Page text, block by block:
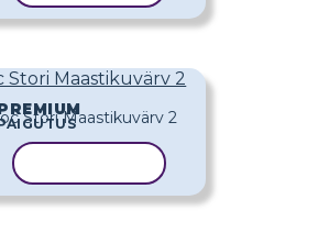
Stori Maastikuvärv 2